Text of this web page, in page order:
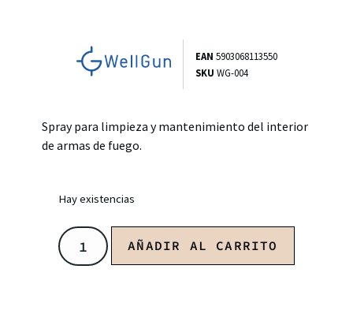
EAN 5903068113550
SKU WG-004
Spray para limpieza y mantenimiento del interior
de armas de fuego.
Hay existencias
AÑADIR AL CARRITO